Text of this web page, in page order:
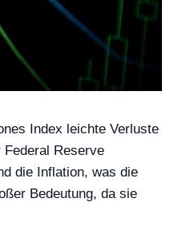
Index leichte Verluste
Reserve
die Inflation, was die
Bedeutung, da sie